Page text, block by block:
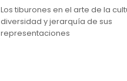
Los tiburones en el arte de la
diversidad y jerarquía de sus
representaciones